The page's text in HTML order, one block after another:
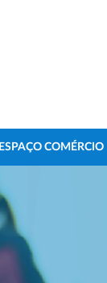
ESPAÇO COMÉRCIO